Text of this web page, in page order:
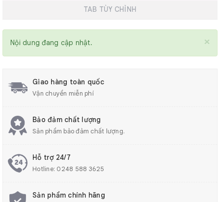
TAB TÙY CHỈNH
×
Nội dung đang cập nhật.
Giao hàng toàn quốc
Vận chuyển miễn phí
Bảo đảm chất lượng
Sản phẩm bảo đảm chất lượng.
Hỗ trợ 24/7
Hotline: 0248 588 3625
Sản phẩm chính hãng